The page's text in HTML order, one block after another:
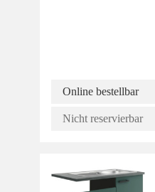
Online bestellbar
Nicht reservierbar